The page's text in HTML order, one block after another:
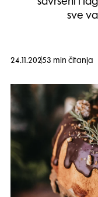
savršeni i
sve
24.11.20253 min čitanja